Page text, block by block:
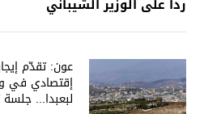
رداً على الوزير الشيباني
عون: تقدّم
إقتصادي في
لبعبدا...